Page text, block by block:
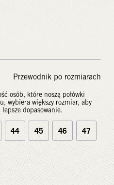
Przewodnik po rozmiarach
osób, które noszą połówki
wybiera większy rozmiar, aby
lepsze dopasowanie.
44 45 46 47